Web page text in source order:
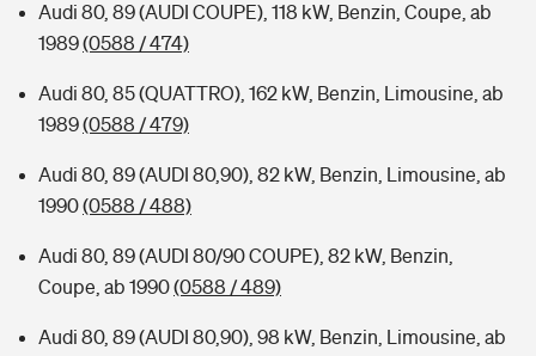
Audi 80, 89 (AUDI COUPE), 118 kW, Benzin, Coupe, ab
1989(0588 / 474)
Audi 80, 85 (QUATTRO), 162 kW, Benzin, Limousine, ab
1989(0588 / 479)
Audi 80, 89 (AUDI 80,90), 82 kW, Benzin, Limousine, ab
1990(0588 / 488)
Audi 80, 89 (AUDI 80/90 COUPE), 82 kW, Benzin,
Coupe, ab 1990(0588 / 489)
Audi 80, 89 (AUDI 80,90), 98 kW, Benzin, Limousine, ab